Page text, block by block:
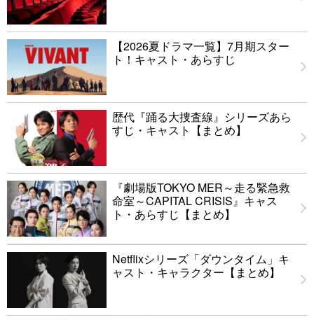
【2026夏ドラマ一覧】7月期スター
ト！キャスト・あらすじ
歴代『踊る大捜査線』シリーズあら
すじ・キャスト【まとめ】
『劇場版TOKYO MER～走る緊急救
命室～CAPITAL CRISIS』キャス
ト・あらすじ【まとめ】
Netflixシリーズ「ダウンタイム」キ
ャスト・キャラクター【まとめ】